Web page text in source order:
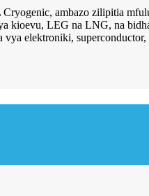
ambazo zilipitia
kioevu, LEG na LNG, na
elektroniki,